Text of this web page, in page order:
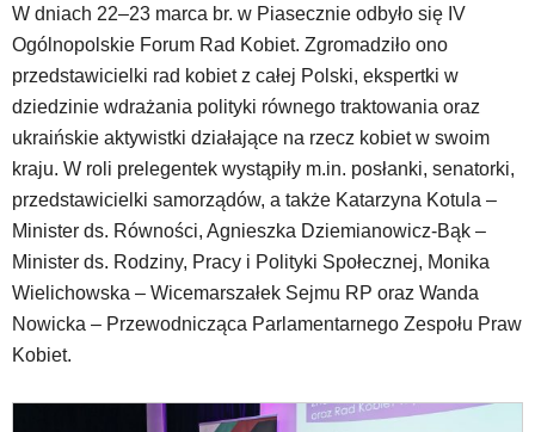
klawiszy
strzałek
odpowiadających
im
skrótów
klawiaturowych
czytniku
oraz
mogą
być
wyposażone
dedykowane
W dniach 22–23 marca br. w Piasecznie odbyło się IV
Ogólnopolskie Forum Rad Kobiet. Zgromadziło ono
przedstawicielki rad kobiet z całej Polski, ekspertki w
dziedzinie wdrażania polityki równego traktowania oraz
ukraińskie aktywistki działające na rzecz kobiet w swoim
kraju. W roli prelegentek wystąpiły m.in. posłanki, senatorki,
przedstawicielki samorządów, a także Katarzyna Kotula –
Minister ds. Równości, Agnieszka Dziemianowicz-Bąk –
Minister ds. Rodziny, Pracy i Polityki Społecznej, Monika
Wielichowska – Wicemarszałek Sejmu RP oraz Wanda
Nowicka – Przewodnicząca Parlamentarnego Zespołu Praw
Kobiet.